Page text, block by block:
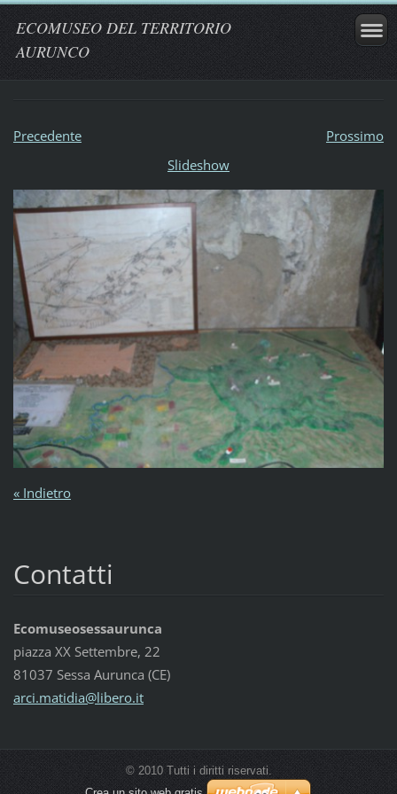
ECOMUSEO DEL TERRITORIO
AURUNCO
Precedente
Prossimo
Slideshow
« Indietro
Contatti
Ecomuseosessaurunca
piazza XX Settembre, 22
81037 Sessa Aurunca (CE)
arci.matidia@libero.it
© 2010 Tutti i diritti riservati.